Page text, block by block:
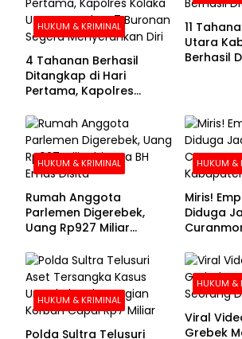
HUKUM & KRIMINAL
4 Tahanan Berhasil
Ditangkap di Hari
Pertama, Kapolres
Buronan Segera
Menyerahkan Diri
11
Utara
Berhasil
HUKUM & KRIMINAL
Rumah Anggota
Parlemen Digerebek,
Uang Rp927 Miliar
HUKUM &
Miris!
Diduga
HUKUM & KRIMINAL
Polda Sultra Telusuri
HUKUM &
Viral
Grebek